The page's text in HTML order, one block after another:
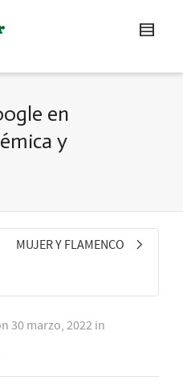
en
y
MUJER Y FLAMENCO
30 marzo, 2022 in